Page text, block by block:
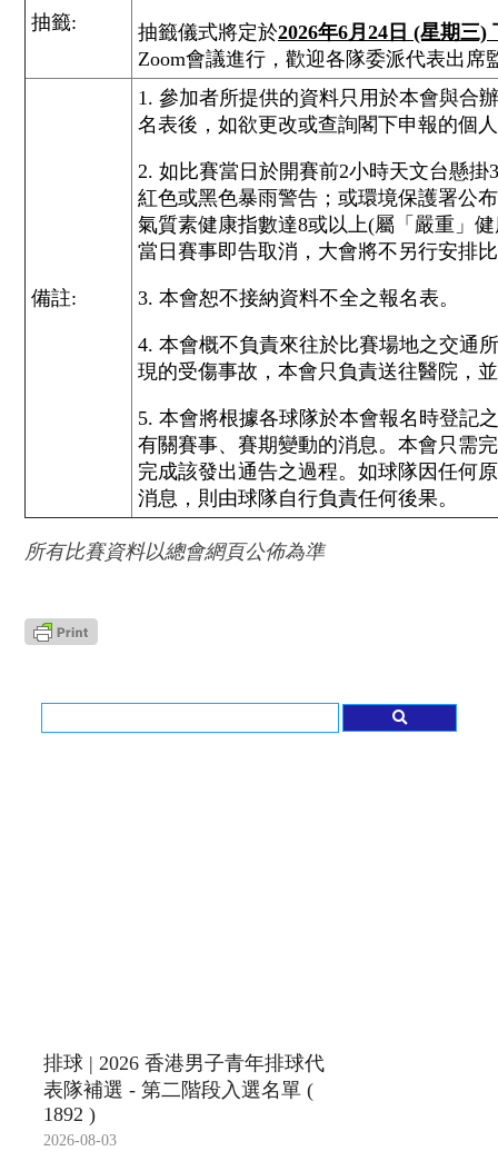
抽籤: 抽籤儀式將定於2026年6月24日 (星期三)
Zoom會議進行，歡迎各隊委派代表出席
備註:
1. 參加者所提供的資料只用於本會與合
名表後，如欲更改或查詢閣下申報的個
2. 如比賽當日於開賽前2小時天文台懸
紅色或黑色暴雨警告；或環境保護署公
氣質素健康指數達8或以上(屬「嚴重」
當日賽事即告取消，大會將不另行安排
3. 本會恕不接納資料不全之報名表。
4. 本會概不負責來往於比賽場地之交通
現的受傷事故，本會只負責送往醫院，
5. 本會將根據各球隊於本會報名時登記
有關賽事、賽期變動的消息。本會只需
完成該發出通告之過程。如球隊因任何
消息，則由球隊自行負責任何後果。
所有比賽資料以總會網頁公佈為準
排球 | 2026 香港男子青年排球代
表隊補選 - 第二階段入選名單 (
1892 )
2026-08-03